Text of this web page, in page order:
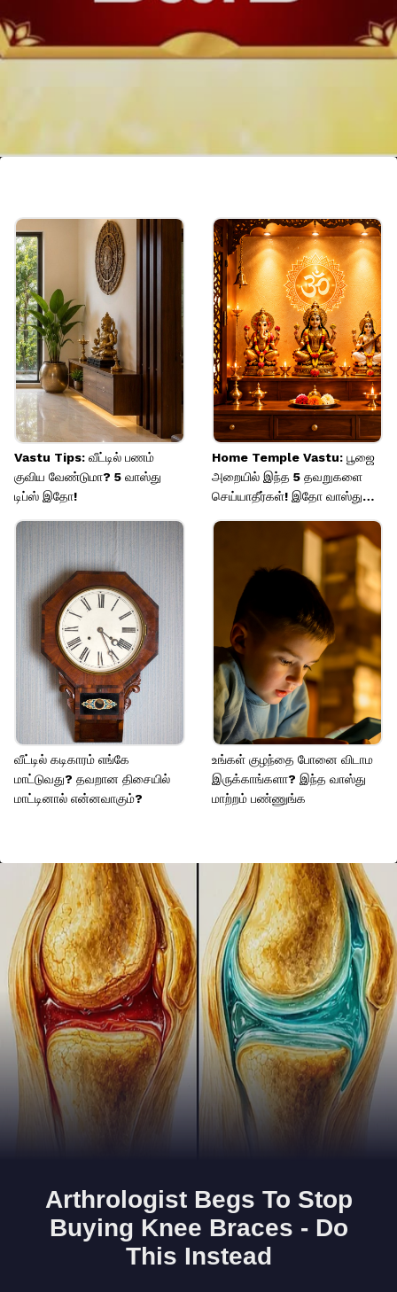
Vastu Tips: வீட்டில் பணம்
குவிய வேண்டுமா? 5 வாஸ்து
டிப்ஸ் இதோ!
Home Temple Vastu: பூஜை
அறையில் இந்த 5 தவறுகளை
செய்யாதீர்கள்! இதோ வாஸ்து
வீட்டில் கடிகாரம் எங்கே
மாட்டுவது? தவறான திசையில்
மாட்டினால் என்னவாகும்?
உங்கள் குழந்தை போனை விடாம
இருக்காங்களா? இந்த வாஸ்து
மாற்றம் பண்ணுங்க